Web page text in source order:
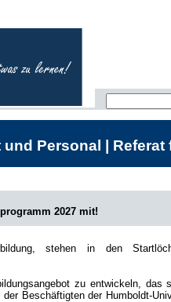
Personal |
2027 mit!
stehen in den
zu entwickeln, das
Beschäftigten der Humboldt-